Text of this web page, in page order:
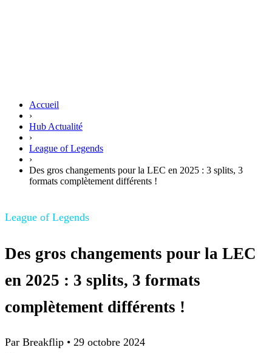
Accueil
›
Hub Actualité
›
League of Legends
›
Des gros changements pour la LEC en 2025 : 3 splits, 3
formats complètement différents !
League of Legends
Des gros changements pour la LEC
en 2025 : 3 splits, 3 formats
complètement différents !
Par Breakflip • 29 octobre 2024